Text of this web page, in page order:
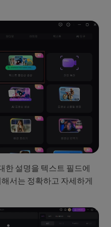
한 설명을 텍스트 필드에
서는 정확하고 자세하게